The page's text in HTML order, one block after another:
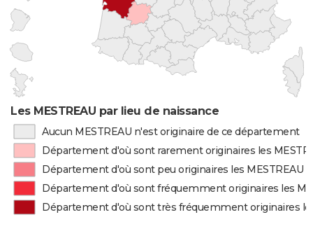
Les MESTREAU par lieu de naissance
Aucun MESTREAU n'est originaire de ce département
Département d'où sont rarement originaires les
Département d'où sont peu originaires les MESTREAU
Département d'où sont fréquemment originaires les
Département d'où sont très fréquemment originaires